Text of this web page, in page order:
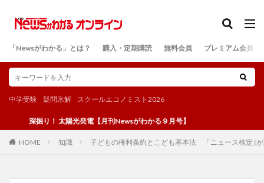
「Newsがわかる」とは？ 購入・定期購読 無料会員 プレミアム会員
中学受験 疑問氷解 スクールエコノミスト2026
り！ 太陽光発電【月刊Newsがわかる９月号】
HOME 知識 子どもの権利条約とこども基本法 「ニュース検定｣
検索